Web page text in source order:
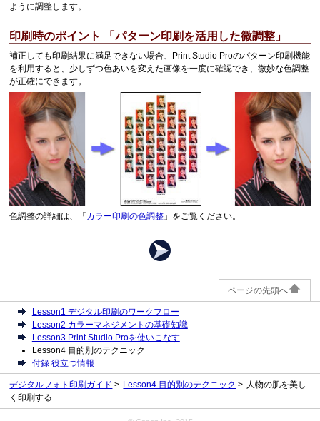
ように調整します。
印刷時のポイント 「パターン印刷を活用した微調整」
補正しても印刷結果に満足できない場合、 Print Studio Proのパターン印刷機能
を利用すると、少しずつ色あいを変えた画像を一度に確認でき、微妙な色調整
が正確にできます。
色調整の詳細は、「 カラー印刷の色調整 」をご覧ください。
ページの先頭へ
Lesson1 デジタル印刷のワークフロー
Lesson2 カラーマネジメントの基礎知識
Lesson3 Print Studio Proを使いこなす
Lesson4 目的別のテクニック
付録 役立つ情報
デジタルフォト印刷ガイド Lesson4 目的別のテクニック
人物の肌を美し
く印刷する